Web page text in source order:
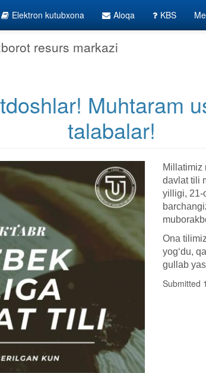
Elektron kutubxona Aloqa KBS
resurs markazi
Muhtaram
talabalar!
Millatimiz
davlat tili
yilligi, 21-
Ona
yog‘du,
gullab
Submitted